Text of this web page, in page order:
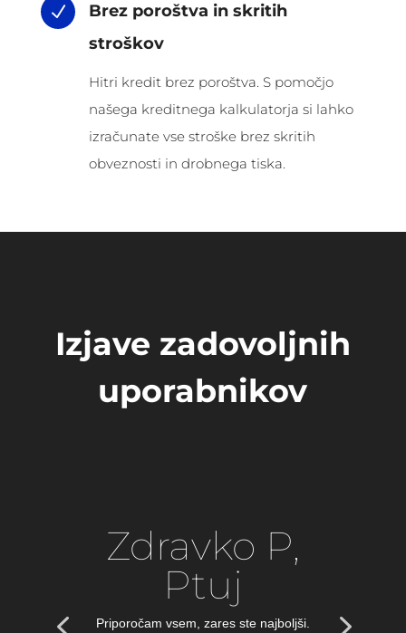
N
Brez poroštva in skritih
stroškov
Hitri kredit brez poroštva. S pomočjo
našega kreditnega kalkulatorja si lahko
izračunate vse stroške brez skritih
obveznosti in drobnega tiska.
Izjave zadovoljnih
uporabnikov
Zdravko P,
Ptuj
Priporočam vsem, zares ste najboljši.